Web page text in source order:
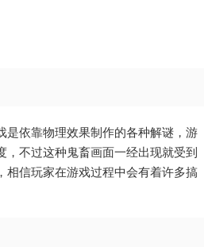
是依靠物理效果制作的各种解谜，游
，不过这种鬼畜画面一经出现就受到
相信玩家在游戏过程中会有着许多搞